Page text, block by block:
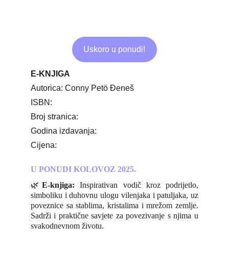
E-KNJIGA
Autorica: Conny Petö Đeneš
ISBN:
Broj stranica:
Godina izdavanja:
Cijena:
Uskoro u ponudi!
U PONUDI KOLOVOZ 2025.
🌿E-knjiga:Inspirativan vodič kroz podrijetlo,
simboliku i duhovnu ulogu vilenjaka i patuljaka, uz
poveznice sa stablima, kristalima i mrežom zemlje.
Sadrži i praktične savjete za povezivanje s njima u
svakodnevnom životu.